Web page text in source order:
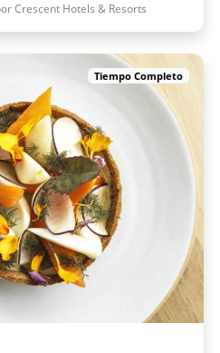
Crescent Hotels & Resorts
Tiempo Completo